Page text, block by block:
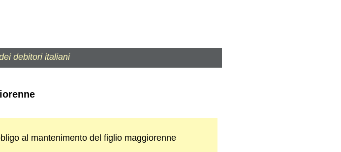
debitori italiani
al mantenimento del figlio maggiorenne